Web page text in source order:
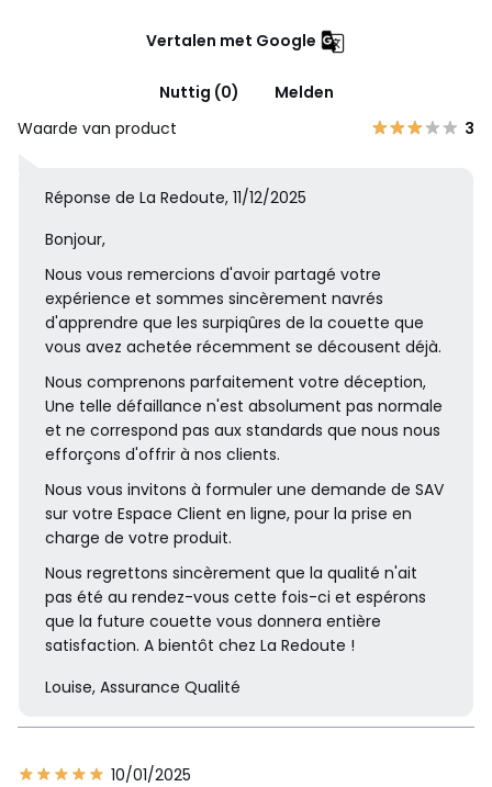
Vertalen met Google
Nuttig (0)
Melden
Waarde van product
3
Réponse de La Redoute, 11/12/2025
Bonjour,
Nous vous remercions d'avoir partagé votre
expérience et sommes sincèrement navrés
d'apprendre que les surpiqûres de la couette que
vous avez achetée récemment se décousent déjà.
Nous comprenons parfaitement votre déception,
Une telle défaillance n'est absolument pas normale
et ne correspond pas aux standards que nous nous
efforçons d'offrir à nos clients.
Nous vous invitons à formuler une demande de SAV
sur votre Espace Client en ligne, pour la prise en
charge de votre produit.
Nous regrettons sincèrement que la qualité n'ait
pas été au rendez-vous cette fois-ci et espérons
que la future couette vous donnera entière
satisfaction. A bientôt chez La Redoute !
Louise, Assurance Qualité
10/01/2025